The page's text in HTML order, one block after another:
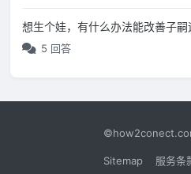
想生个娃，有什么办法能改善子嗣
5 回答
Sitemap 服务条